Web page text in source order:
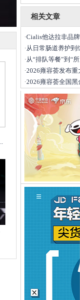
相关文章
·Cialis他达拉非品
·从日常肠道养护到
·从“排队等餐”到“
·2026雍容荟发布
·2026雍容荟全国